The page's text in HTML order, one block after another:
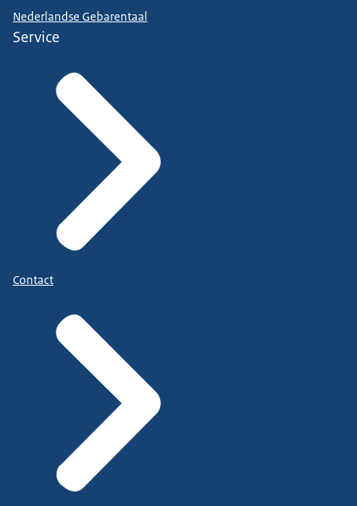
Nederlandse Gebarentaal
Service
Contact